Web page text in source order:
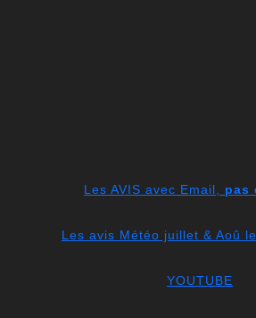
Les AVIS avec Email, pas
Les avis Météo juillet & Aoû
YOUTUBE